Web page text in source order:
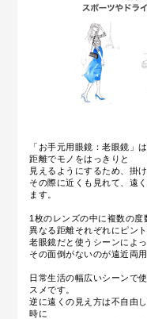
「お手元用眼鏡：老眼鏡」
距離でモノをはっきりと
見えるようにするため、掛
その際に近くも見れて、遠
ます。
1枚のレンズの中に複数の度
異なる距離それぞれにピン
老眼鏡だと使うシーンによ
その面倒がないのが遠近両
日常生活の幅広いシーンで
スメです。
逆に遠くの見え方は不自由
時に